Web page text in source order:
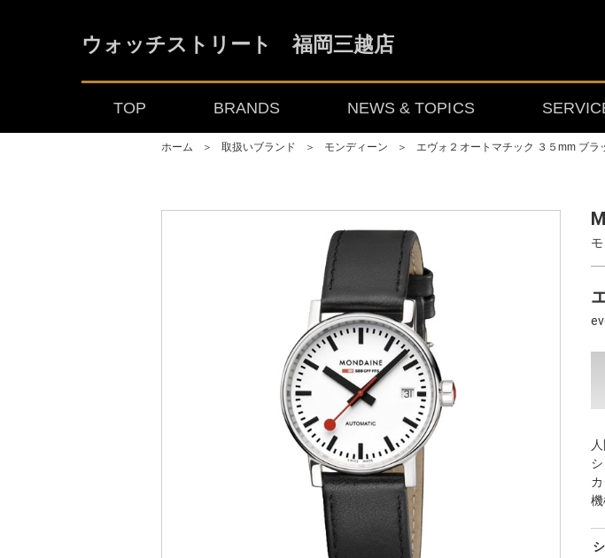
ウォッチストリート 福岡三越店
TOP BRANDS NEWS & TOPICS
ホーム ＞ 取扱いブランド ＞ モンディーン ＞ エヴォ２オートマチック ３５mm ブラ
機